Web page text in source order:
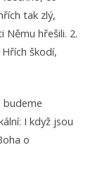
tak zlý,
hřešili. 2.
škodí,
budeme
I když jsou
o